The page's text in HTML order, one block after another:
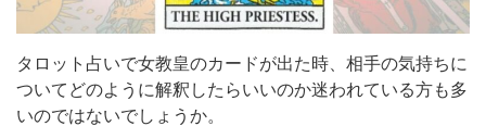
タロット占いで女教皇のカードが出た時、相手の気持ちに
ついてどのように解釈したらいいのか迷われている方も多
いのではないでしょうか。